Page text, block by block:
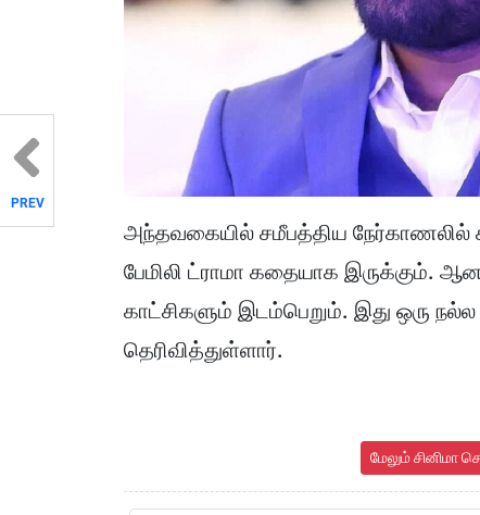
அந்தவகையில் சமீபத்திய
பேமிலி ட்ராமா கதையாக இருக்கும்.
காட்சிகளும் இடம்பெறும். இது ஒரு
தெரிவித்துள்ளார்.
மேலும் சினிமா
PREV